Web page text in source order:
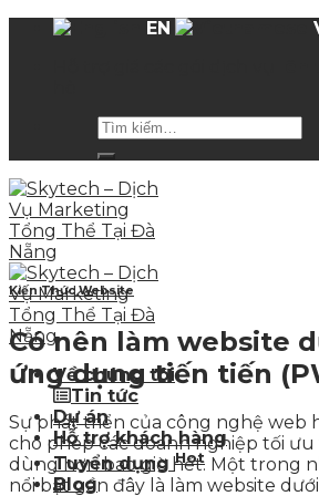
EN
Về chúng tôi
Tin tức
Dự án
Hỗ trợ khách hàng
Tuyển dụng Hot
Blog
Kiến Thức Website
Có nên làm website
ứng dụng tiến tiến
Sự phát triển của công nghệ web
cho phép các doanh nghiệp tối
dùng hơn bao giờ hết. Một trong
nổi bật gần đây là làm website